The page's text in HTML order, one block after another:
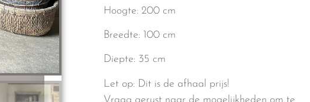
Hoogte: 200 cm
Breedte: 100 cm
Diepte: 35 cm
Let op: Dit is de afhaal prijs!